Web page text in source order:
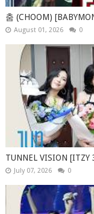
춤 (CHOOM)
August 01, 2026 0
TUNNEL VISION [ITZY
July 07, 2026 0